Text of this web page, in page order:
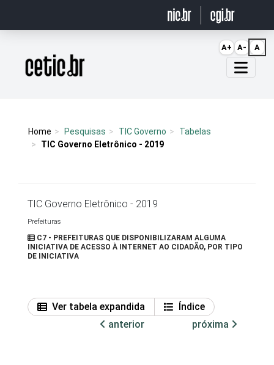
Página inicial
Home Pesquisas TIC Governo
Tabelas
TIC Governo Eletrônico - 2019
TIC Governo Eletrônico - 2019
Prefeituras
C7 - PREFEITURAS QUE DISPONIBILIZARAM ALGUMA
INICIATIVA DE ACESSO À INTERNET AO CIDADÃO, POR TIPO
DE INICIATIVA
Ver tabela expandida
Índice
anterior
próxima
A+ A- A